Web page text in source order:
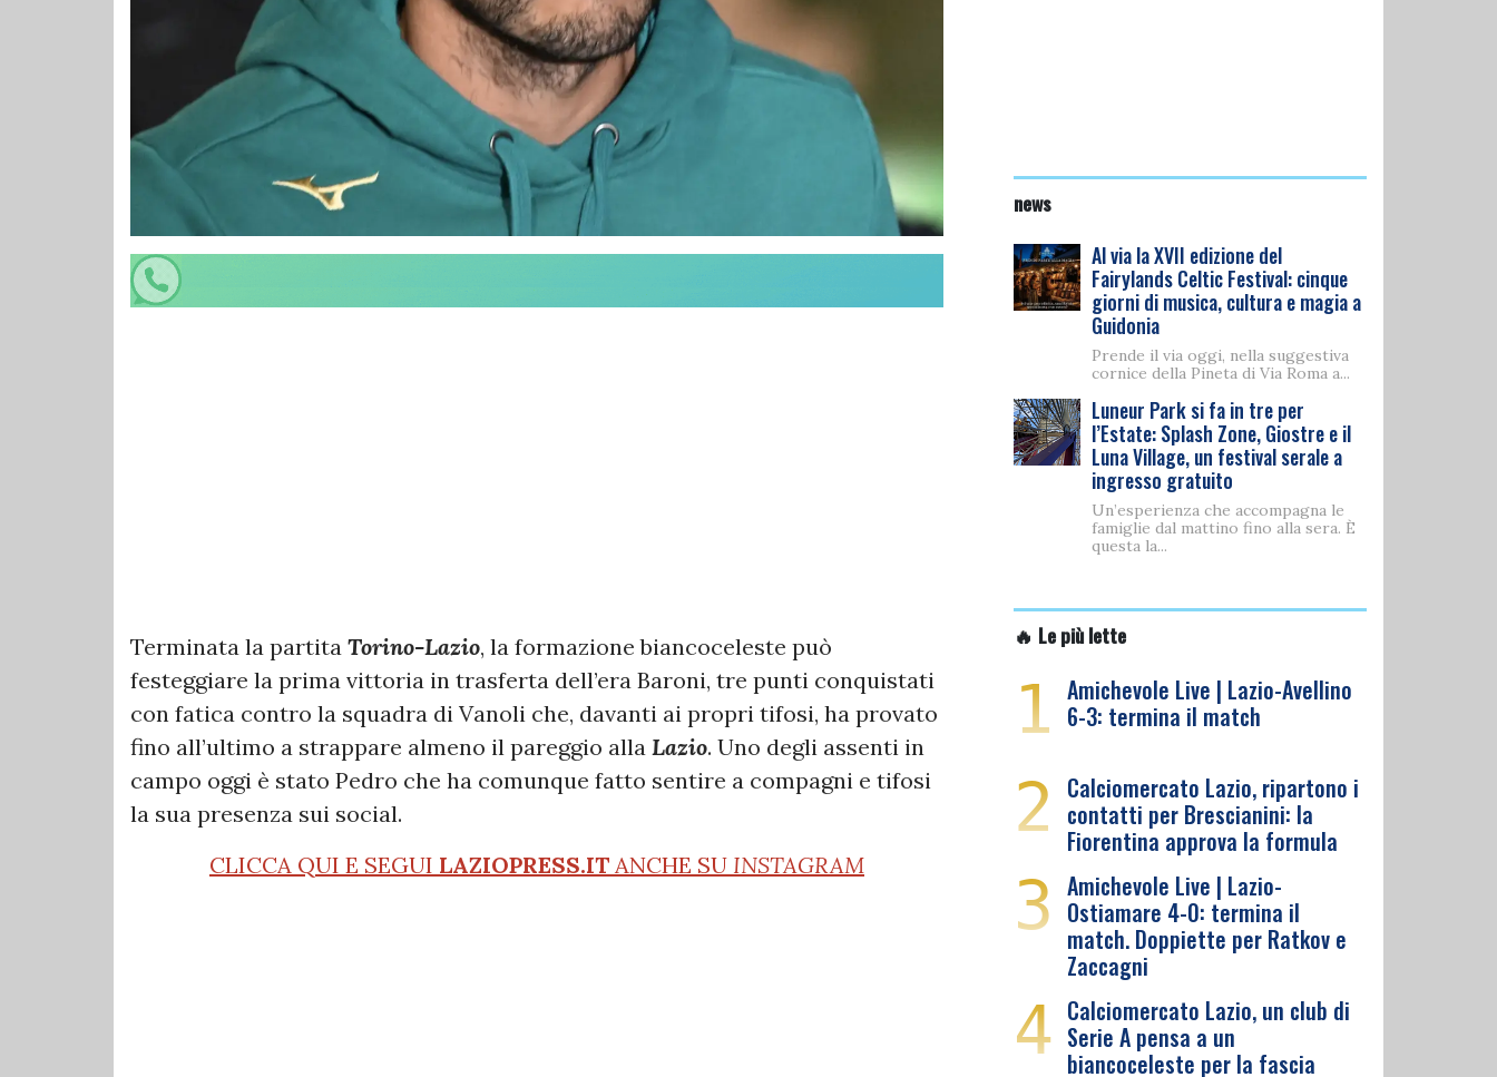
Terminata la partita Torino-Lazio, la formazione biancoceleste può
festeggiare la prima vittoria in trasferta dell’era Baroni, tre punti conquistati
con fatica contro la squadra di Vanoli che, davanti ai propri tifosi, ha provato
fino all’ultimo a strappare almeno il pareggio alla Lazio. Uno degli assenti in
campo oggi è stato Pedro che ha comunque fatto sentire a compagni e tifosi
la sua presenza sui social.
CLICCA QUI E SEGUI LAZIOPRESS.IT ANCHE SU INSTAGRAM
news
Al via la XVII edizione del
Fairylands Celtic Festival: cinque
giorni di musica, cultura e magia a
Guidonia
Prende il via oggi, nella suggestiva
cornice della Pineta di Via Roma a...
Luneur Park si fa in tre per
l’Estate: Splash Zone, Giostre e il
Luna Village, un festival serale a
ingresso gratuito
Un’esperienza che accompagna le
famiglie dal mattino fino alla sera. È
questa la...
🔥 Le più lette
1 Amichevole Live | Lazio-Avellino
6-3: termina il match
2 Calciomercato Lazio, ripartono i
contatti per Brescianini: la
Fiorentina approva la formula
3 Amichevole Live | Lazio-
Ostiamare 4-0: termina il
match. Doppiette per Ratkov e
Zaccagni
4 Calciomercato Lazio, un club di
Serie A pensa a un
biancoceleste per la fascia